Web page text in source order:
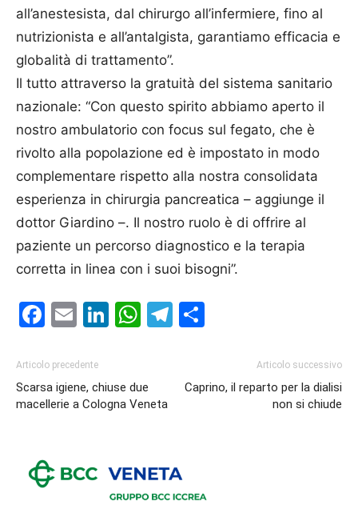
all’anestesista, dal chirurgo all’infermiere, fino al
nutrizionista e all’antalgista, garantiamo efficacia e
globalità di trattamento”.
Il tutto attraverso la gratuità del sistema sanitario
nazionale: “Con questo spirito abbiamo aperto il
nostro ambulatorio con focus sul fegato, che è
rivolto alla popolazione ed è impostato in modo
complementare rispetto alla nostra consolidata
esperienza in chirurgia pancreatica – aggiunge il
dottor Giardino –. Il nostro ruolo è di offrire al
paziente un percorso diagnostico e la terapia
corretta in linea con i suoi bisogni”.
Facebook
EmailLinkedIn
WhatsApp
Telegram
Articolo precedente
Scarsa igiene, chiuse due
macellerie a Cologna Veneta
Articolo successivo
Caprino, il reparto per la dialisi
non si chiude